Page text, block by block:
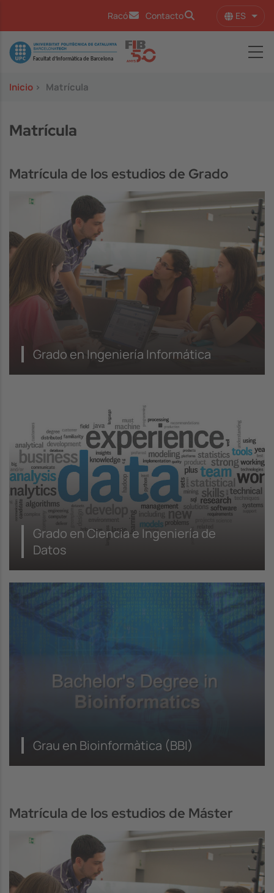
Racó Contacto ES
Image
Inicio > Matrícula
Matrícula
Matrícula de los estudios de Grado
Grado en Ingeniería Informática
Grado en Ciencia e Ingeniería de
Datos
Grau en Bioinformàtica (BBI)
Matrícula de los estudios de Máster